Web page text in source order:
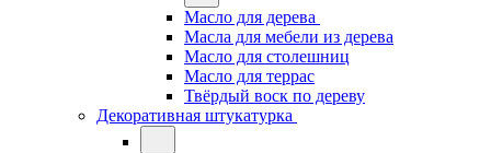
Масло для дерева
Масла для мебели из дерева
Масло для столешниц
Масло для террас
Твёрдый воск по дереву
Декоративная штукатурка